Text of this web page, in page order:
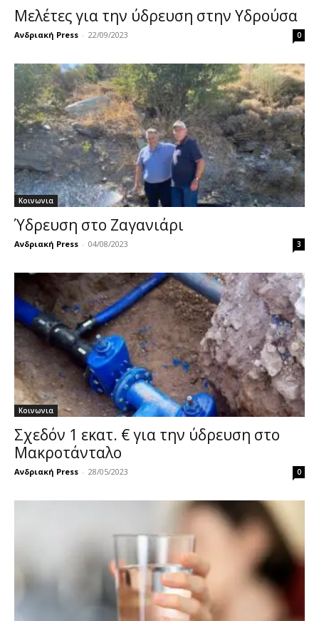
Μελέτες για την ύδρευση στην Υδρούσα
Ανδριακή Press - 22/09/2023 0
Κοινωνια
Ύδρευση στο Ζαγανιάρι
Ανδριακή Press - 04/08/2023 3
Κοινωνια
Σχεδόν 1 εκατ. € για την ύδρευση στο
Μακροτάνταλο
Ανδριακή Press - 28/05/2023 0